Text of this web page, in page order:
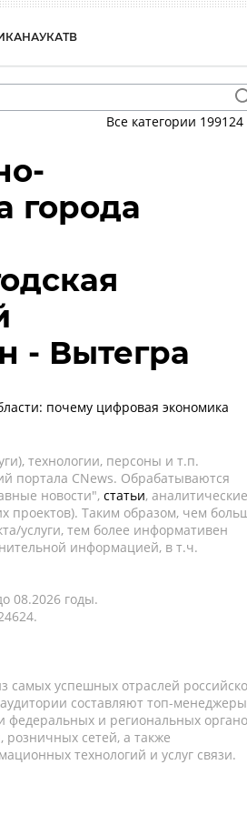
НАУКАТВ
Все категории 199124
города
- Вытегра
почему цифровая экономика
технологии, персоны и т.п.
портала CNews. Обрабатываются
новости", статьи, аналитические
проектов). Таким образом, чем
услуги, тем более информативен
информацией, в т.ч.
08.2026 годы.
самых успешных отраслей
составляют топ-
федеральных и региональных
сетей, а также
технологий и услуг связи.